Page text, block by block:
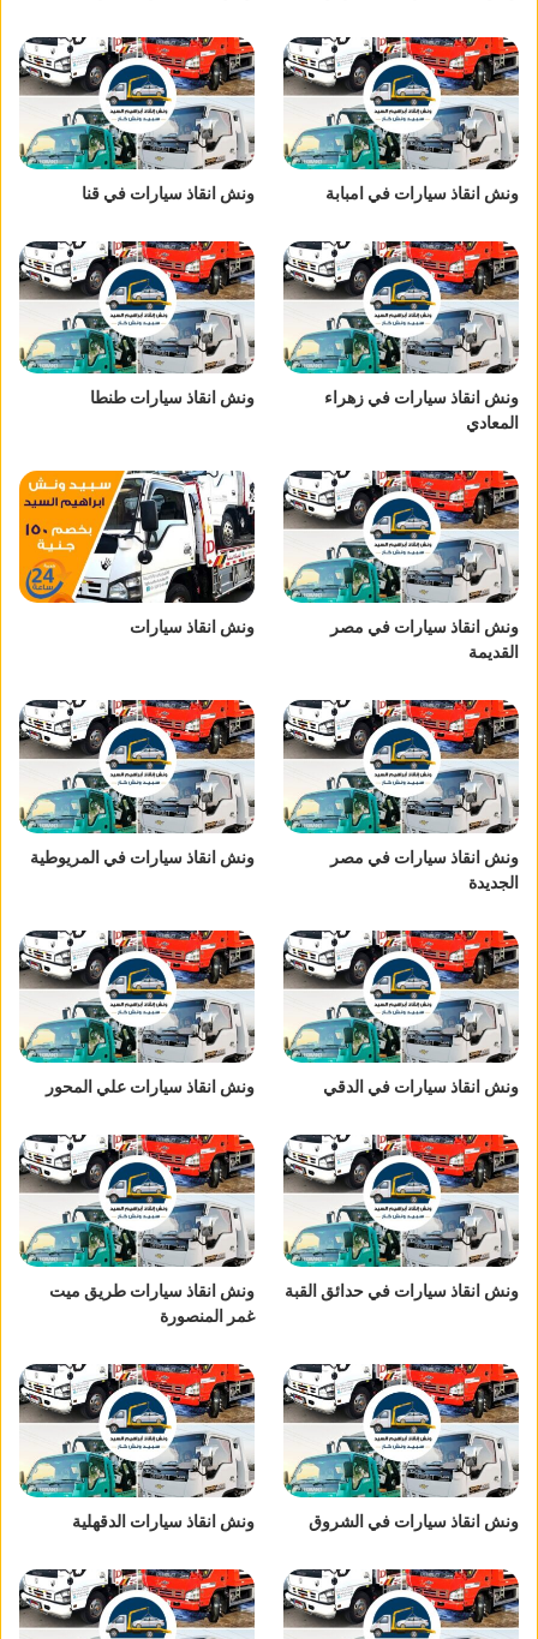
ونش انقاذ سيارات في امبابة ونش انقاذ سيارات في قنا
ونش انقاذ سيارات في زهراء
المعادي
ونش انقاذ سيارات طنطا
ونش انقاذ سيارات في مصر
القديمة
ونش انقاذ سيارات
ونش انقاذ سيارات في مصر
الجديدة
ونش انقاذ سيارات في المريوطية
ونش انقاذ سيارات في الدقي ونش انقاذ سيارات علي المحور
ونش انقاذ سيارات في حدائق القبة
ونش انقاذ سيارات طريق ميت
غمر المنصورة
ونش انقاذ سيارات في الشروق ونش انقاذ سيارات الدقهلية